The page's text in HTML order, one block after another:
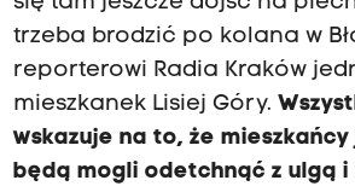
trzeba brodzić po kolana w
reporterowi Radia Kraków
mieszkanek Lisiej Góry.
wskazuje na to, że mieszkańcy
będą mogli odetchnąć z ulgą i